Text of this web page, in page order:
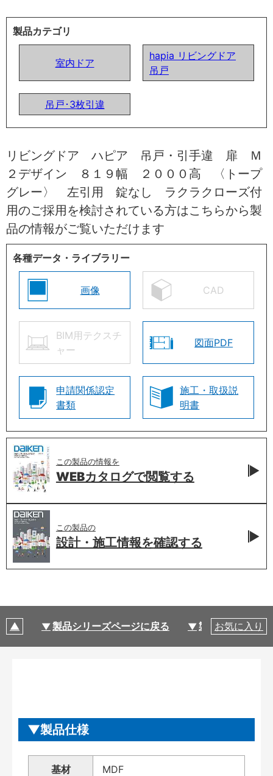
製品カテゴリ
室内ドア
hapia リビングドア
吊戸
吊戸･3枚引違
リビングドア ハピア 吊戸・引手違 扉 Ｍ
２デザイン ８１９幅 ２０００高 〈トープ
グレー〉 左引用 錠なし ラクラクローズ付
用のご採用を検討されている方はこちらから製
品の情報がご覧いただけます
各種データ・ライブラリー
画像 CAD
BIM用テクスチ
ャー
図面PDF
申請関係認定
書類
施工・取扱説
明書
この製品の情報を
WEBカタログで閲覧する
この製品の
設計・施工情報を確認する
製品シリーズページに戻る 製品仕様
お気に入り
製品仕様
基材 MDF